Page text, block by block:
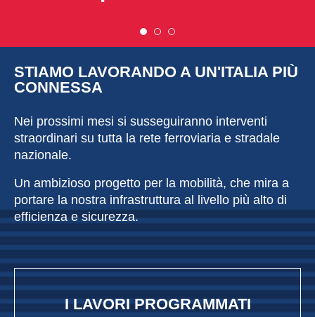
STIAMO LAVORANDO A UN'ITALIA PIÙ
CONNESSA
Nei prossimi mesi si susseguiranno interventi
straordinari su tutta la rete ferroviaria e stradale
nazionale.
Un ambizioso progetto per la mobilità, che mira a
portare la nostra infrastruttura al livello più alto di
efficienza e sicurezza.
I LAVORI PROGRAMMATI